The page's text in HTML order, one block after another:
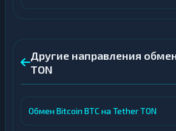
Другие направления
TON
Обмен Bitcoin BTC на Tether TON